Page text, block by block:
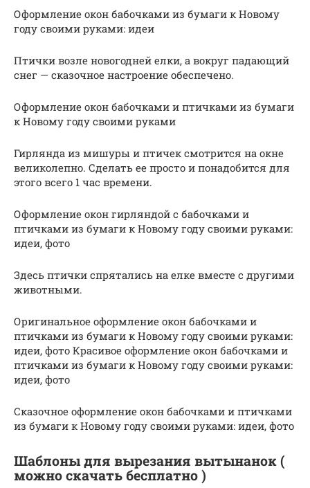
Оформление окон бабочками из бумаги к Новому
году своими руками: идеи
Птички возле новогодней елки, а вокруг падающий
снег — сказочное настроение обеспечено.
Оформление окон бабочками и птичками из бумаги
к Новому году своими руками
Гирлянда из мишуры и птичек смотрится на окне
великолепно. Сделать ее просто и понадобится для
этого всего 1 час времени.
Оформление окон гирляндой с бабочками и
птичками из бумаги к Новому году своими руками:
идеи, фото
Здесь птички спрятались на елке вместе с другими
животными.
Оригинальное оформление окон бабочками и
птичками из бумаги к Новому году своими руками:
идеи, фото Красивое оформление окон бабочками и
птичками из бумаги к Новому году своими руками:
идеи, фото
Сказочное оформление окон бабочками и птичками
из бумаги к Новому году своими руками: идеи, фото
Шаблоны для вырезания вытынанок (
можно скачать бесплатно )